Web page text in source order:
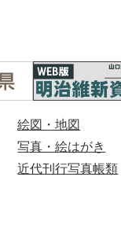
絵図・地図
写真・絵はがき
近代刊行写真帳類